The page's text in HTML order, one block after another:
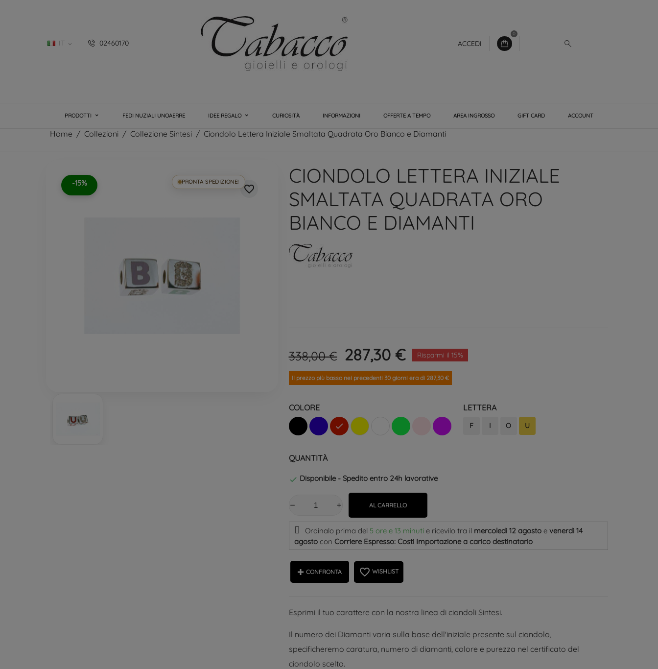
IT  02460170 ACCEDI
0
PRODOTTI FEDI NUZIALI UNOAERRE IDEE REGALO CURIOSITÀ INFORMAZIONI OFFERTE A TEMPO AREA INGROSSO GIFT CARD ACCOUNT
Home Collezioni Collezione Sintesi Ciondolo Lettera Iniziale Smaltata Quadrata Oro Bianco e Diamanti
-15% PRONTA SPEDIZIONE!
favorite_border
CIONDOLO LETTERA INIZIALE
SMALTATA QUADRATA ORO
BIANCO E DIAMANTI
338,00 € 287,30 € Risparmi il 15%
Il prezzo più basso nei precedenti 30 giorni era di 287,30 €
COLORE
Nero Blu Rosso Giallo BiancoVerde Lilla
LETTERA
F I O U
QUANTITÀ
 Disponibile - Spedito entro 24h lavorative
AL CARRELLO
Ordinalo prima del 5 ore e 13 minuti e ricevilo tra il mercoledì 12 agostoe venerdì 14
agosto con Corriere Espresso: Costi Importazione a carico destinatario
CONFRONTA favorite_border WISHLIST
Esprimi il tuo carattere con la nostra linea di ciondoli Sintesi.
Il numero dei Diamanti varia sulla base dell'iniziale presente sul ciondolo,
specificheremo caratura, numero di diamanti, colore e purezza nel certificato del
ciondolo scelto.